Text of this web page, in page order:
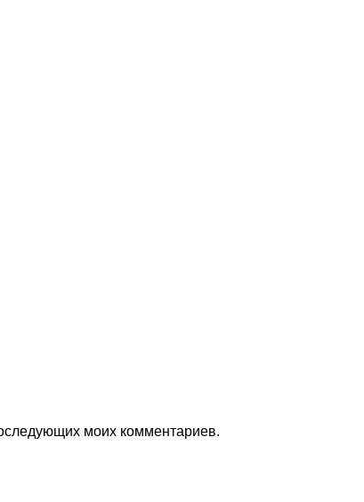
моих комментариев.